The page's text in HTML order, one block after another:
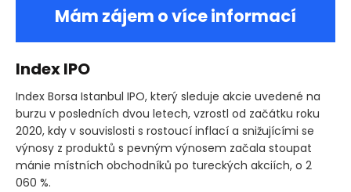
Mám zájem o více informací
Index IPO
Index Borsa Istanbul IPO, který sleduje akcie uvedené na
burzu v posledních dvou letech, vzrostl od začátku roku
2020, kdy v souvislosti s rostoucí inflací a snižujícími se
výnosy z produktů s pevným výnosem začala stoupat
mánie místních obchodníků po tureckých akciích, o 2
060 %.